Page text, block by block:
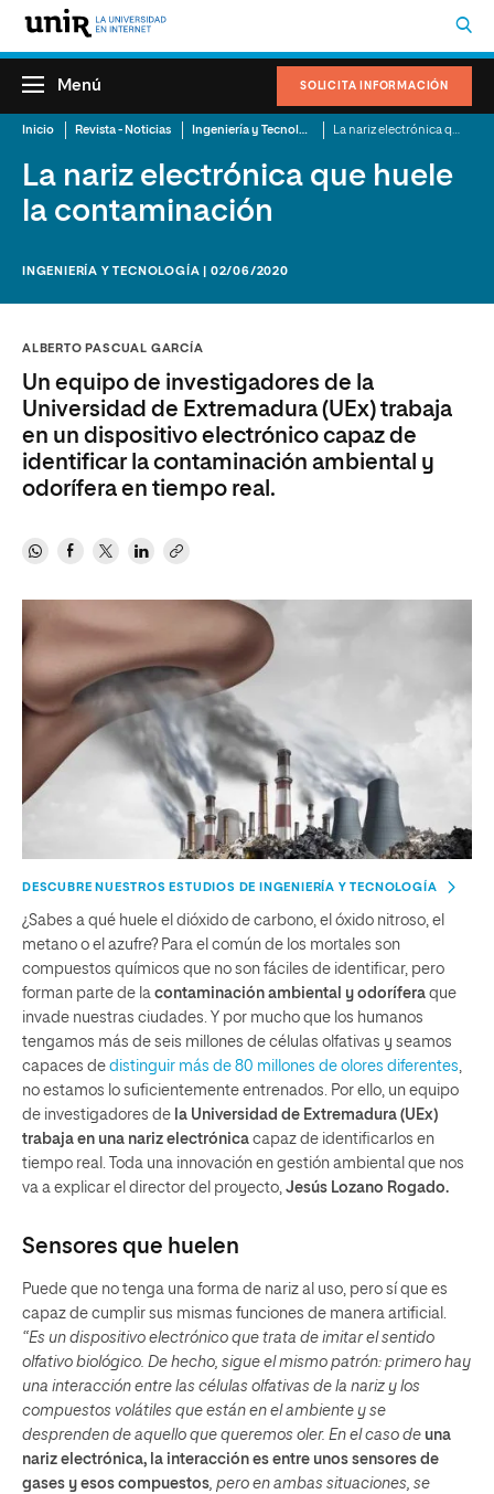
SOLICITA INFORMACIÓN
Menú
Inicio Revista - Noticias Ingeniería y Tecnología
La nariz electrónica que huele
la contaminación
INGENIERÍA Y TECNOLOGÍA | 02/06/2020
ALBERTO PASCUAL GARCÍA
Un equipo de investigadores de la
Universidad de Extremadura (UEx) trabaja
en un dispositivo electrónico capaz de
identificar la contaminación ambiental y
odorífera en tiempo real.
DESCUBRE NUESTROS ESTUDIOS DE INGENIERÍA Y TECNOLOGÍA
¿Sabes a qué huele el dióxido de carbono, el óxido nitroso, el
metano o el azufre? Para el común de los mortales son
compuestos químicos que no son fáciles de identificar, pero
forman parte de la contaminación ambiental y odorífera que
invade nuestras ciudades. Y por mucho que los humanos
tengamos más de seis millones de células olfativas y seamos
capaces de distinguir más de 80 millones de olores diferentes,
no estamos lo suficientemente entrenados. Por ello, un equipo
de investigadores de la Universidad de Extremadura (UEx)
trabaja en una nariz electrónica capaz de identificarlos en
tiempo real. Toda una innovación en gestión ambiental que nos
va a explicar el director del proyecto, Jesús Lozano Rogado.
Sensores que huelen
Puede que no tenga una forma de nariz al uso, pero sí que es
capaz de cumplir sus mismas funciones de manera artificial.
“Es un dispositivo electrónico que trata de imitar el sentido
olfativo biológico. De hecho, sigue el mismo patrón: primero hay
una interacción entre las células olfativas de la nariz y los
compuestos volátiles que están en el ambiente y se
desprenden de aquello que queremos oler. En el caso de una
nariz electrónica, la interacción es entre unos sensores de
gases y esos compuestos, pero en ambas situaciones, se